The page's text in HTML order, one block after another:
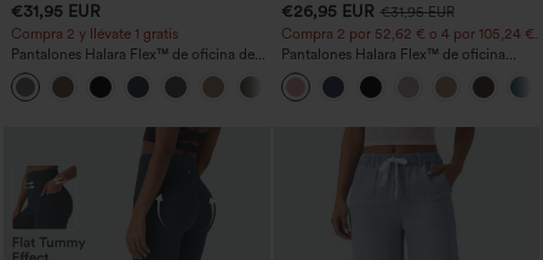
€31,95 EUR
Compra 2 y llévate 1 gratis
Pantalones Halara Flex™ de oficina de
tiro alto ligeramente acampanados con
bolsillos
+13
€26,95 EUR €31,95 EUR
Compra 2 por 52,62 € o 4 por 105,24 €.
Pantalones Halara Flex™ de oficina
anchos plisados de tiro alto con bolsillos
en tela tipo gofre